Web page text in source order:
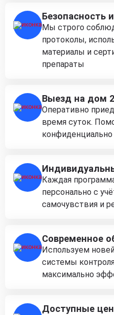
Безопасность
Мы строго
протоколы,
материалы и
препараты
Выезд на дом
Оперативно
время суток.
конфиденциально
Каждая
персонально с
самочувствия и
Современное
Используем
системы
максимально
Доступные